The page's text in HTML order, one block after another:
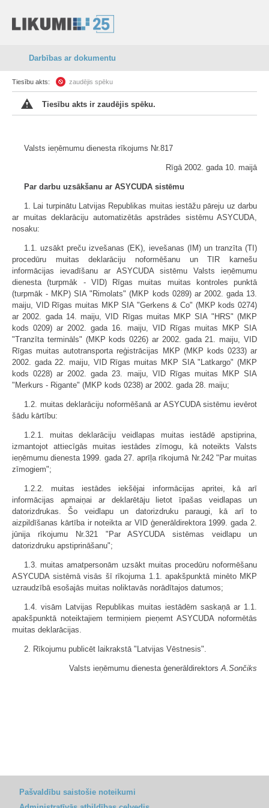
Darbības ar dokumentu
Tiesību akts: zaudējis spēku
Tiesību akts ir zaudējis spēku.
Valsts ieņēmumu dienesta rīkojums Nr.817
Rīgā 2002. gada 10. maijā
Par darbu uzsākšanu ar ASYCUDA sistēmu
1. Lai turpinātu Latvijas Republikas muitas iestāžu pāreju uz darbu
ar muitas deklarāciju automatizētās apstrādes sistēmu ASYCUDA,
nosaku:
1.1. uzsākt preču izvešanas (EK), ievešanas (IM) un tranzīta (TI)
procedūru muitas deklarāciju noformēšanu un TIR karnešu
informācijas ievadīšanu ar ASYCUDA sistēmu Valsts ieņēmumu
dienesta (turpmāk - VID) Rīgas muitas muitas kontroles punktā
(turpmāk - MKP) SIA "Rimolats" (MKP kods 0289) ar 2002. gada 13.
maiju, VID Rīgas muitas MKP SIA "Gerkens & Co" (MKP kods 0274)
ar 2002. gada 14. maiju, VID Rīgas muitas MKP SIA "HRS" (MKP
kods 0209) ar 2002. gada 16. maiju, VID Rīgas muitas MKP SIA
"Tranzīta termināls" (MKP kods 0226) ar 2002. gada 21. maiju, VID
Rīgas muitas autotransporta reģistrācijas MKP (MKP kods 0233) ar
2002. gada 22. maiju, VID Rīgas muitas MKP SIA "Latkargo" (MKP
kods 0228) ar 2002. gada 23. maiju, VID Rīgas muitas MKP SIA
"Merkurs - Rigante" (MKP kods 0238) ar 2002. gada 28. maiju;
1.2. muitas deklarāciju noformēšanā ar ASYCUDA sistēmu ievērot
šādu kārtību:
1.2.1. muitas deklarāciju veidlapas muitas iestādē apstiprina,
izmantojot attiecīgās muitas iestādes zīmogu, kā noteikts Valsts
ieņēmumu dienesta 1999. gada 27. aprīļa rīkojumā Nr.242 "Par muitas
zīmogiem";
1.2.2. muitas iestādes iekšējai informācijas apritei, kā arī
informācijas apmaiņai ar deklarētāju lietot īpašas veidlapas un
datorizdrukas. Šo veidlapu un datorizdruku paraugi, kā arī to
aizpildīšanas kārtība ir noteikta ar VID ģenerāldirektora 1999. gada 2.
jūnija rīkojumu Nr.321 "Par ASYCUDA sistēmas veidlapu un
datorizdruku apstiprināšanu";
1.3. muitas amatpersonām uzsākt muitas procedūru noformēšanu
ASYCUDA sistēmā visās šī rīkojuma 1.1. apakšpunktā minēto MKP
uzraudzībā esošajās muitas noliktavās norādītajos datumos;
1.4. visām Latvijas Republikas muitas iestādēm saskaņā ar 1.1.
apakšpunktā noteiktajiem termiņiem pieņemt ASYCUDA noformētās
muitas deklarācijas.
2. Rīkojumu publicēt laikrakstā "Latvijas Vēstnesis".
Valsts ieņēmumu dienesta ģenerāldirektorsA.Sončiks
Pašvaldību saistošie noteikumi